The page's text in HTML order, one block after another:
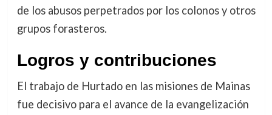
de los abusos perpetrados por los colonos y otros
grupos forasteros.
Logros y contribuciones
El trabajo de Hurtado en las misiones de Mainas
fue decisivo para el avance de la evangelización